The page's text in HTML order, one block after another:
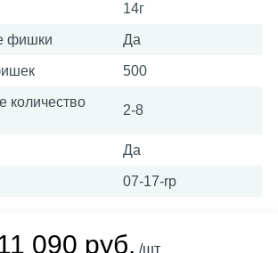
14г
фишки Да
500
количество
2-8
Да
07-17-rp
090 руб. /шт